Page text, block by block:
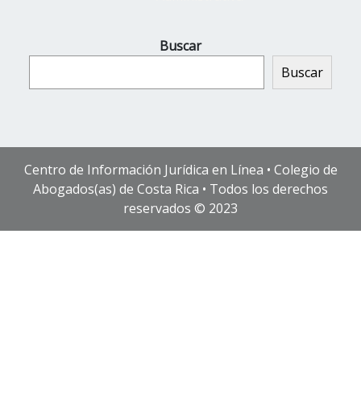
Buscar
Buscar
Centro de Información Jurídica en Línea • Colegio de
Abogados(as) de Costa Rica • Todos los derechos
reservados © 2023